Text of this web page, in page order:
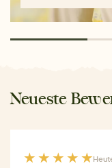
Neueste